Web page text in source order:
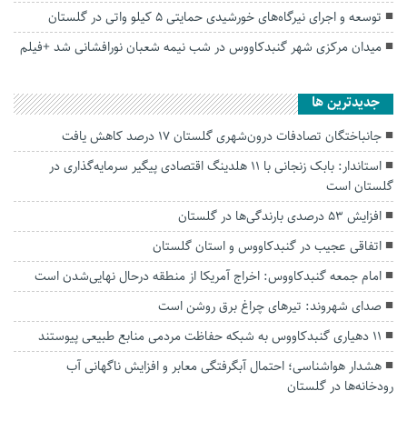
توسعه و اجرای نیرگاه‌های خورشیدی حمایتی ۵ کیلو واتی در گلستان
میدان مرکزی شهر گنبدکاووس در شب نیمه شعبان نورافشانی شد +فیلم
جديدترين ها
جانباختگان تصادفات درون‌شهری گلستان ۱۷ درصد کاهش یافت
استاندار: بابک زنجانی با ۱۱ هلدینگ اقتصادی پیگیر سرمایه‌گذاری در
گلستان است
افزایش ۵۳ درصدی بارندگی‌ها در گلستان
اتفاقی عجیب در‌ گنبدکاووس و استان گلستان
امام جمعه گنبدکاووس: اخراج آمریکا از منطقه درحال نهایی‌شدن است
صدای شهروند: تیرهای چراغ برق روشن است
۱۱ دهیاری گنبدکاووس به شبکه حفاظت مردمی منابع طبیعی پیوستند
هشدار هواشناسی؛ احتمال آبگرفتگی معابر و افزایش ناگهانی آب
رودخانه‌ها در گلستان